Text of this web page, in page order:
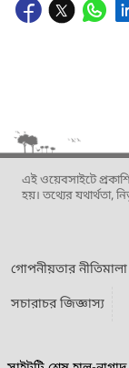
এই ওয়েবসাইটে
হয়। তথ্যের যথার্থতা,
গোপনীয়তার নীতিমালা
সচারাচর জিজ্ঞাস্য